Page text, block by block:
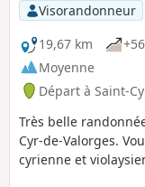
Visorandonneur
19,67 km
Moyenne
Départ à Saint-
Très belle
Cyr-de-Valorges.
cyrienne et